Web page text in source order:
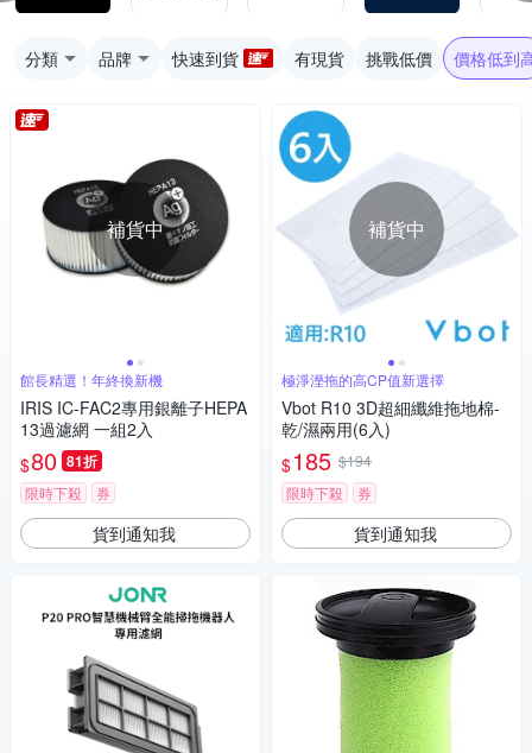
分類 品牌 快速到貨 有現貨 挑戰低價 價格低到
補貨中
館長精選！年終換新機
IRIS IC-FAC2專用銀離子HEPA
13過濾網 一組2入
$80 81折
限時下殺 券
貨到通知我
補貨中
極淨溼拖的高CP值新選擇
Vbot R10 3D超細纖維拖地棉-
乾/濕兩用(6入)
$185 $194
限時下殺
券
貨到通知我